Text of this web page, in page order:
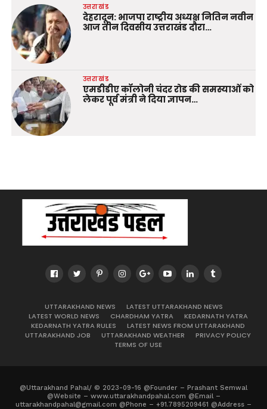
उत्तराखंड
देहरादून: भाजपा राष्ट्रीय अध्यक्ष नितिन नवीन
आज तीन दिवसीय उत्तराखंड दौरा…
उत्तराखंड
एमडीडीए कॉलोनी चंदर रोड की समस्याओं को
लेकर पूर्व मंत्री ने दिया ज्ञापन…
UTTARAKHAND NEWS
LATEST UTTARAKHAND NEWS
LATEST WORLD NEWS
CHARDHAM YATRA
KEDARNATH YATRA
KEDARNATH YATRA RULES
LATEST NEWS FROM UTTARAKHAND
UTTARAKHAND JOB
UTTARAKHAND WEATHER
PRIVACY POLICY
TERMS OF USE
@Uttarakhand Pahal/ © 2023-09-16 @Founder – Prashant Semwal
@Website – www.uttarakhandpahal.com @Email –
uttarakhandpahal@gmail.com @Phone – +91.7895209461 @Address –